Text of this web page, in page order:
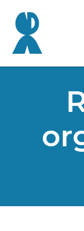
hlavnímu
obsahu